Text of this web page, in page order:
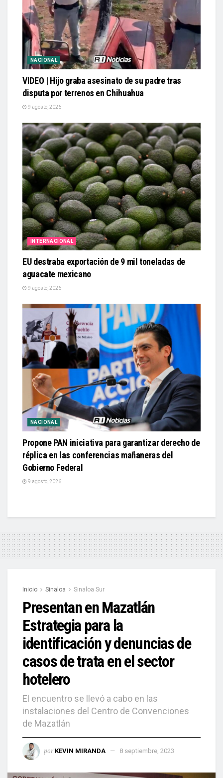
NACIONAL
VIDEO | Hijo graba asesinato de su padre tras
disputa por terrenos en Chihuahua
9 agosto, 2026
INTERNACIONAL
EU destraba exportación de 9 mil toneladas de
aguacate mexicano
9 agosto, 2026
NACIONAL
Propone PAN iniciativa para garantizar derecho de
réplica en las conferencias mañaneras del
Gobierno Federal
9 agosto, 2026
Inicio Sinaloa Sinaloa Sur
Presentan en Mazatlán
Estrategia para la
identificación y denuncias de
casos de trata en el sector
hotelero
El encuentro se llevó a cabo en las
instalaciones del Centro de Convenciones
de Mazatlán
por KEVIN MIRANDA 8 septiembre, 2023